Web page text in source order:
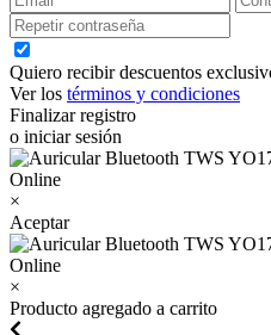
Quiero recibir descuentos
Ver los términos y condiciones
Finalizar registro
o iniciar sesión
×
Aceptar
×
Producto agregado a carrito